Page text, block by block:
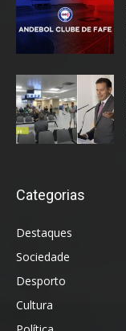
Categorias
Destaques
Sociedade
Desporto
Cultura